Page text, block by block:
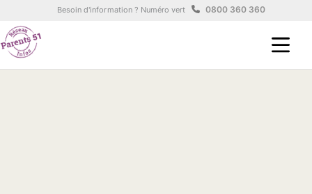
Aller au contenu principal
Besoin d'information ? Numéro vert 0800 360 360
Panneau de gestion des cookies